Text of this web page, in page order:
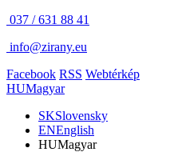
037 / 631 88 41
info@zirany.eu
Facebook RSS Webtérkép
HUMagyar
SKSlovensky
ENEnglish
HUMagyar